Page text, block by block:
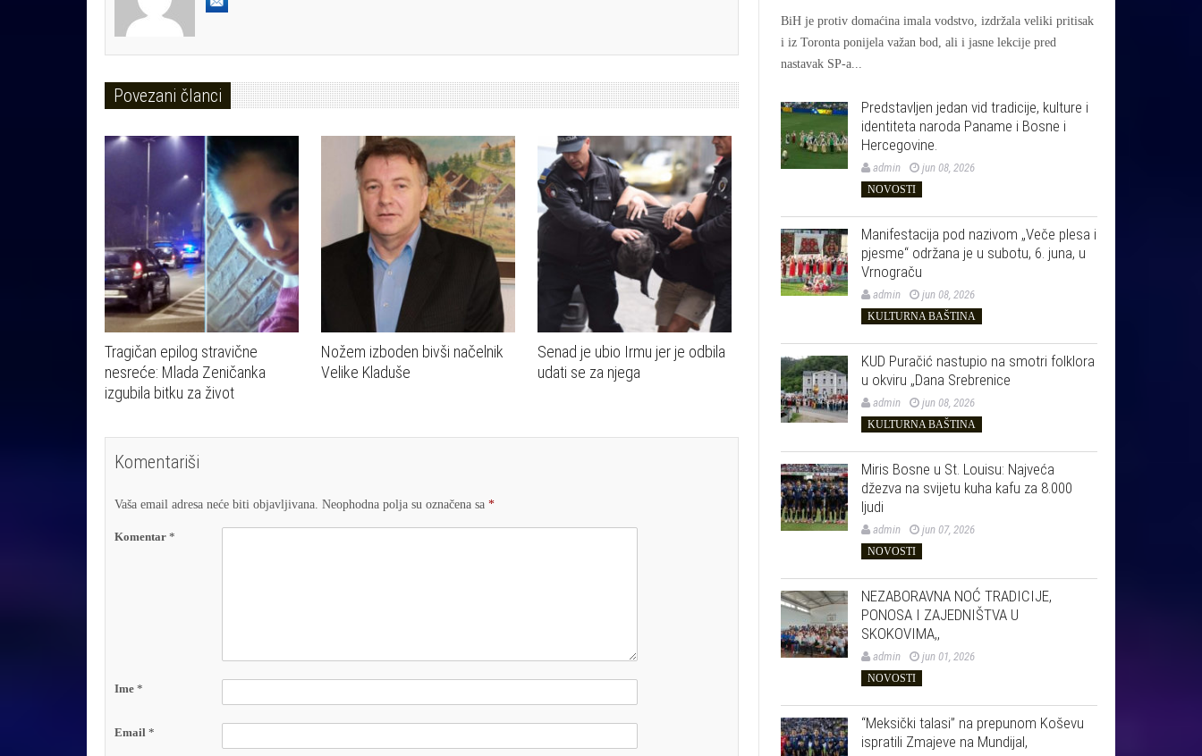
Povezani članci
Tragičan epilog stravične
nesreće: Mlada Zeničanka
izgubila bitku za život
Nožem izboden bivši načelnik
Velike Kladuše
Senad je ubio Irmu jer je odbila
udati se za njega
Komentariši
Vaša email adresa neće biti objavljivana. Neophodna polja su označena sa *
Komentar *
Ime *
Email *
BiH je protiv domaćina imala vodstvo, izdržala veliki pritisak
i iz Toronta ponijela važan bod, ali i jasne lekcije pred
nastavak SP-a...
Predstavljen jedan vid tradicije, kulture i
identiteta naroda Paname i Bosne i
Hercegovine.
admin jun 08, 2026
NOVOSTI
Manifestacija pod nazivom „Veče plesa i
pjesme“ održana je u subotu, 6. juna, u
Vrnograču
admin jun 08, 2026
KULTURNA BAŠTINA
KUD Puračić nastupio na smotri folklora
u okviru „Dana Srebrenice
admin jun 08, 2026
KULTURNA BAŠTINA
Miris Bosne u St. Louisu: Najveća
džezva na svijetu kuha kafu za 8.000
ljudi
admin jun 07, 2026
NOVOSTI
NEZABORAVNA NOĆ TRADICIJE,
PONOSA I ZAJEDNIŠTVA U
SKOKOVIMA,,
admin jun 01, 2026
NOVOSTI
“Meksički talasi” na prepunom Koševu
ispratili Zmajeve na Mundijal,